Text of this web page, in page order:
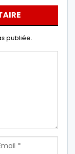
publiée.